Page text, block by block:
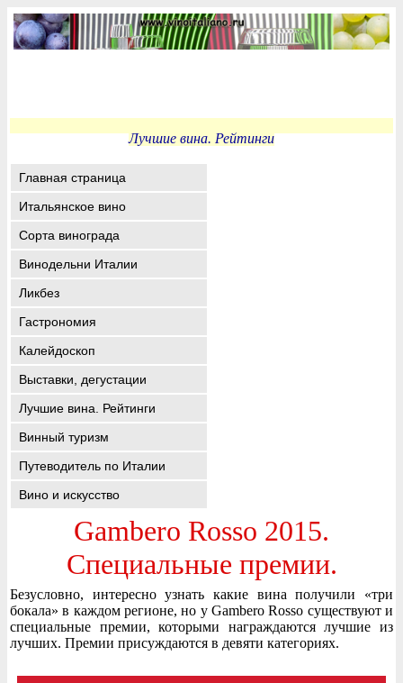
Лучшие вина. Рейтинги
Главная страница
Итальянское вино
Сорта винограда
Винодельни Италии
Ликбез
Гастрономия
Калейдоскоп
Выставки, дегустации
Лучшие вина. Рейтинги
Винный туризм
Путеводитель по Италии
Вино и искусство
Gambero Rosso 2015.
Специальные премии.
Безусловно, интересно узнать какие вина получили «три
бокала» в каждом регионе, но у Gambero Rosso существуют и
специальные премии, которыми награждаются лучшие из
лучших. Премии присуждаются в девяти категориях.